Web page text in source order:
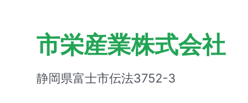
市栄産業株式会社
静岡県富士市伝法3752-3